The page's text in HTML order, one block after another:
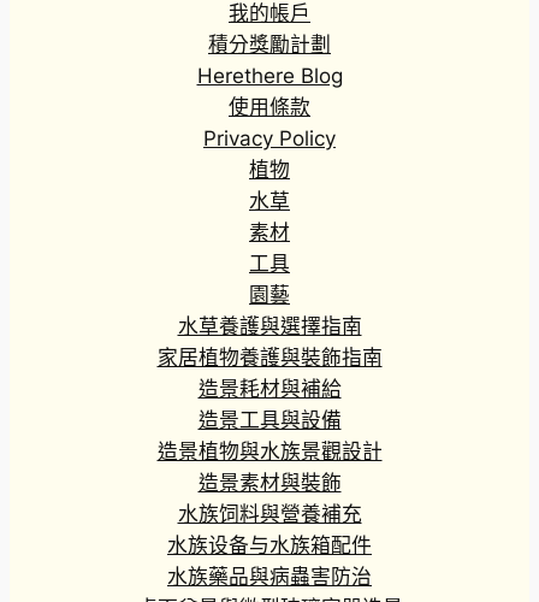
我的帳戶
積分獎勵計劃
Herethere Blog
使用條款
Privacy Policy
植物
水草
素材
工具
園藝
水草養護與選擇指南
家居植物養護與裝飾指南
造景耗材與補給
造景工具與設備
造景植物與水族景觀設計
造景素材與裝飾
水族饲料與營養補充
水族设备与水族箱配件
水族藥品與病蟲害防治